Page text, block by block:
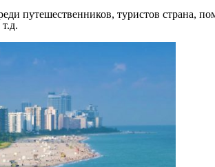
путешественников, туристов страна,